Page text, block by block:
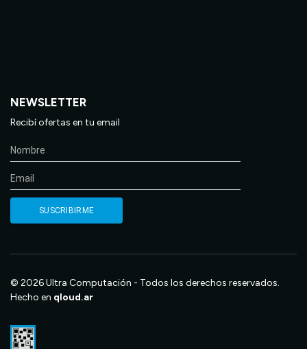
NEWSLETTER
Recibí ofertas en tu email
© 2026 Ultra Computación - Todos los derechos reservados.
Hecho en qloud.ar